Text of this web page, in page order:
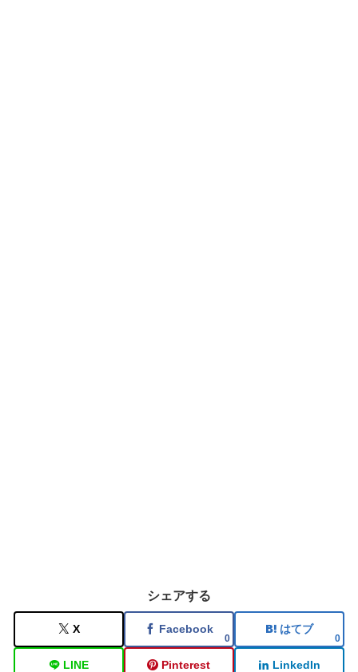
シェアする
X Facebook
0
はてブ
0
LINE Pinterest LinkedIn